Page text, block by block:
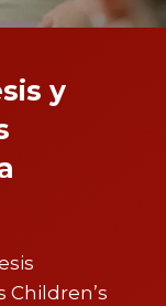
y
Children’s